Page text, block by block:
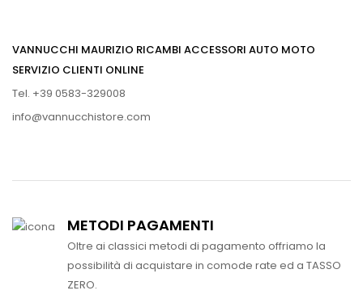
VANNUCCHI MAURIZIO RICAMBI ACCESSORI AUTO MOTO
SERVIZIO CLIENTI ONLINE
Tel. +39 0583-329008
info@vannucchistore.com
METODI PAGAMENTI
Oltre ai classici metodi di pagamento offriamo la
possibilità di acquistare in comode rate ed a TASSO
ZERO.